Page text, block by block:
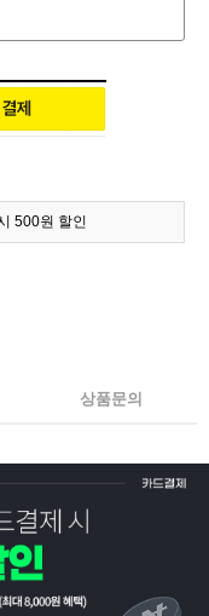
500원 할인
상품문의